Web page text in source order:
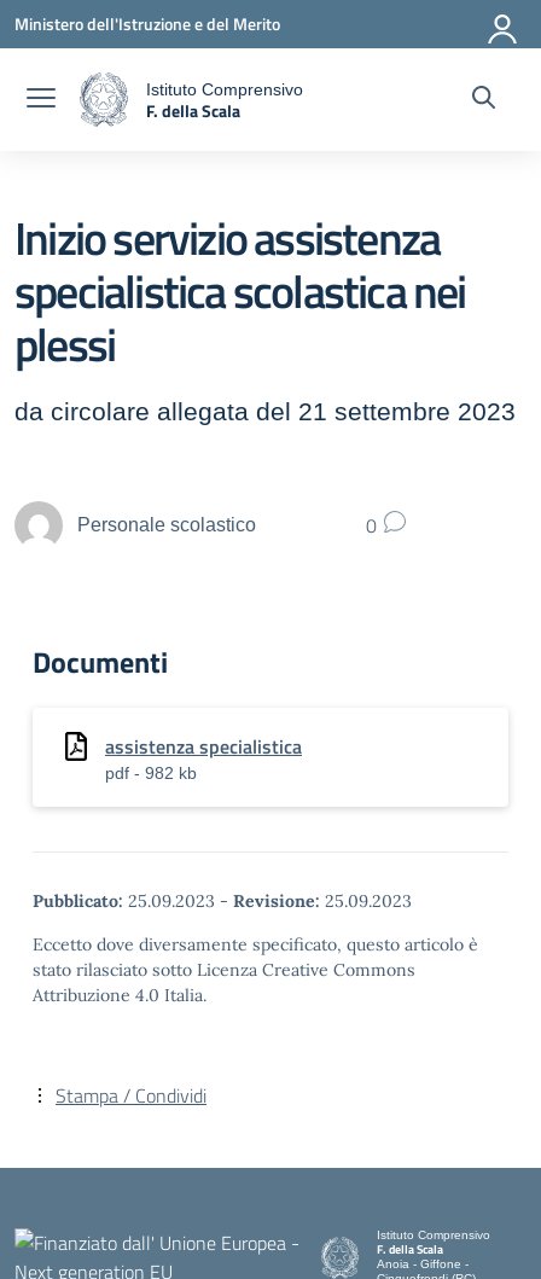
Vai ai contenuti
Vai al menu di navigazione
Vai al footer
Ministero dell'Istruzione e del Merito
Istituto Comprensivo
F. della Scala
Inizio servizio assistenza
specialistica scolastica nei
plessi
da circolare allegata del 21 settembre 2023
Personale scolastico 0
Documenti
assistenza specialistica
pdf - 982 kb
Pubblicato: 25.09.2023 - Revisione: 25.09.2023
Eccetto dove diversamente specificato, questo articolo è
stato rilasciato sotto Licenza Creative Commons
Attribuzione 4.0 Italia.
Stampa / Condividi
Istituto Comprensivo
F. della Scala
Anoia - Giffone -